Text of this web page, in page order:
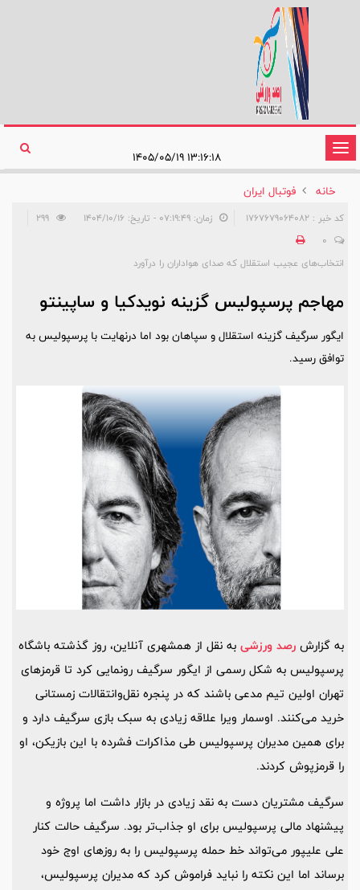
تغییر
وضعیت
ناوبری
۱۳:۱۶:۱۸ ۱۴۰۵/۰۵/۱۹
خانه
فوتبال ایران
کد خبر : 1767679064082 زمان: ۰۷:۱۹:۴۹ - تاریخ: ۱۴۰۴/۱۰/۱۶
0
انتخاب‌های عجیب استقلال که صدای هواداران را درآورد
مهاجم پرسپولیس گزینه نویدکیا و ساپینتو
ایگور سرگیف گزینه استقلال و سپاهان بود اما درنهایت با پرسپولیس به
توافق رسید.
به گزارش رصد ورزشی به نقل از همشهری آنلاین، روز گذشته باشگاه
پرسپولیس به شکل رسمی از ایگور سرگیف رونمایی کرد تا قرمزهای
تهران اولین تیم مدعی باشند که در پنجره نقل‌وانتقالات زمستانی
خرید می‌کنند. اوسمار ویرا علاقه زیادی به سبک بازی سرگیف دارد و
برای همین مدیران پرسپولیس طی مذاکرات فشرده با این بازیکن، او
را قرمزپوش کردند.
سرگیف مشتریان دست به نقد زیادی در بازار داشت اما پروژه و
پیشنهاد مالی پرسپولیس برای او جذاب‌تر بود. سرگیف حالت کنار
علی علیپور می‌تواند خط حمله پرسپولیس را به روزهای اوج خود
برساند اما این نکته را نباید فراموش کرد که مدیران پرسپولیس،